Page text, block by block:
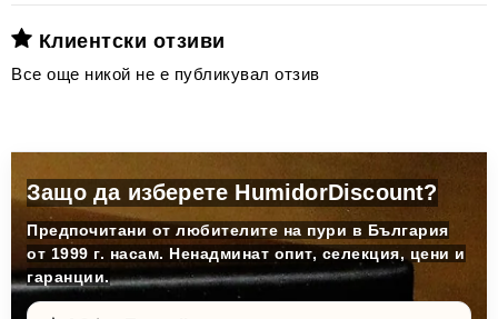
Клиентски отзиви
Все още никой не е публикувал отзив
Защо да изберете HumidorDiscount?
Предпочитани от любителите на пури в България
от 1999 г. насам. Ненадминат опит, селекция, цени и
гаранции.